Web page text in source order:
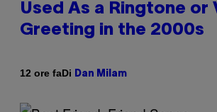
Used As a Ringtone or
Greeting in the 2000s
12 ore faDi Dan Milam